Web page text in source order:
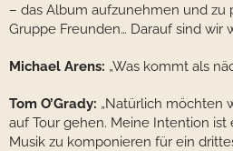
– das Album aufzunehmen und zu
Gruppe Freunden… Darauf sind wir
Michael Arens: „Was kommt als
Tom O’Grady: „Natürlich möchten
auf Tour gehen. Meine Intention
Musik zu komponieren für ein